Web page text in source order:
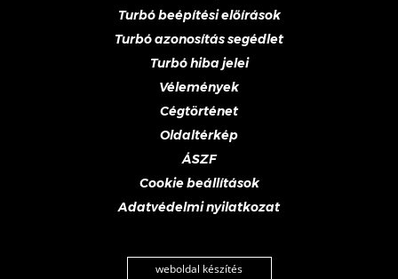
Turbó beépítési előírások
Turbó azonosítás segédlet
Turbó hiba jelei
Vélemények
Cégtörténet
Oldaltérkép
ÁSZF
Cookie beállítások
Adatvédelmi nyilatkozat
weboldal készítés